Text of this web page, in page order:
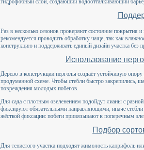
Раз в несколько сезонов проверяют состояние покрытия
рекомендуется проводить обработку чаще, так как
конструкцию и поддерживать единый дизайн участка без
Использование
Дерево в конструкции перголы создаёт устойчивую
продуманной схеме. Чтобы стебли быстро
повреждения молодых побегов.
Для сада с плотным озеленением подойдут лианы с
фиксируют обязательными направляющими, иначе
жёсткой фиксации: побеги привязывают к поперечным
Подбор
Для тенистого участка подходят жимолость каприфоль